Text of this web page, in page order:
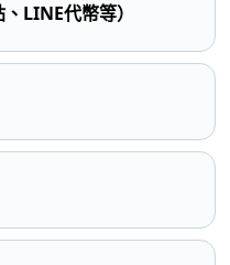
LINE代幣等）